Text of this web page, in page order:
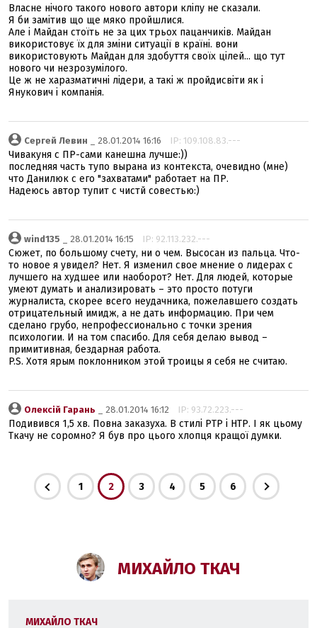
Власне нічого такого нового автори кліпу не сказали.
Я би замітив що ще мяко пройшлися.
Але і Майдан стоїть не за цих трьох пацанчиків. Майдан
використовує їх для зміни ситуації в країні. вони
використовують Майдан для здобуття своїх цілей... що тут
нового чи незрозумілого.
Це ж не харазматичні лідери, а такі ж пройдисвіти як і
Янукович і компанія.
Сергей Левин _ 28.01.2014 16:16 IP: 109.108.83.---
Чивакуня с ПР-сами канешна лучше:))
последняя часть тупо вырана из контекста, очевидно (мне)
что Данилюк с его "захватами" работает на ПР.
Надеюсь автор тупит с чистй совестью:)
wind135 _ 28.01.2014 16:15 IP: 92.113.232.---
Сюжет, по большому счету, ни о чем. Высосан из пальца. Что-
то новое я увидел? Нет. Я изменил свое мнение о лидерах с
лучшего на худшее или наоборот? Нет. Для людей, которые
умеют думать и анализировать – это просто потуги
журналиста, скорее всего неудачника, пожелавшего создать
отрицательный имидж, а не дать информацию. При чем
сделано грубо, непрофессионально с точки зрения
психологии. И на том спасибо. Для себя делаю вывод –
примитивная, бездарная работа.
P.S. Хотя ярым поклонником этой троицы я себя не считаю.
Олексій Гарань _ 28.01.2014 16:12 IP: 93.72.223.---
Подивився 1,5 хв. Повна заказуха. В стилі РТР і НТР. І як цьому
Ткачу не соромно? Я був про цього хлопця кращої думки.
1 2 3 4 5 6
МИХАЙЛО ТКАЧ
МИХАЙЛО ТКАЧ